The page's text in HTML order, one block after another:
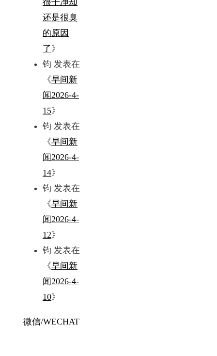
很干净却
还是很臭
的原因
了 》
钧 发表在
《早间新
闻2026-4-
15》
钧 发表在
《早间新
闻2026-4-
14》
钧 发表在
《早间新
闻2026-4-
12》
钧 发表在
《早间新
闻2026-4-
10》
微信/WECHAT